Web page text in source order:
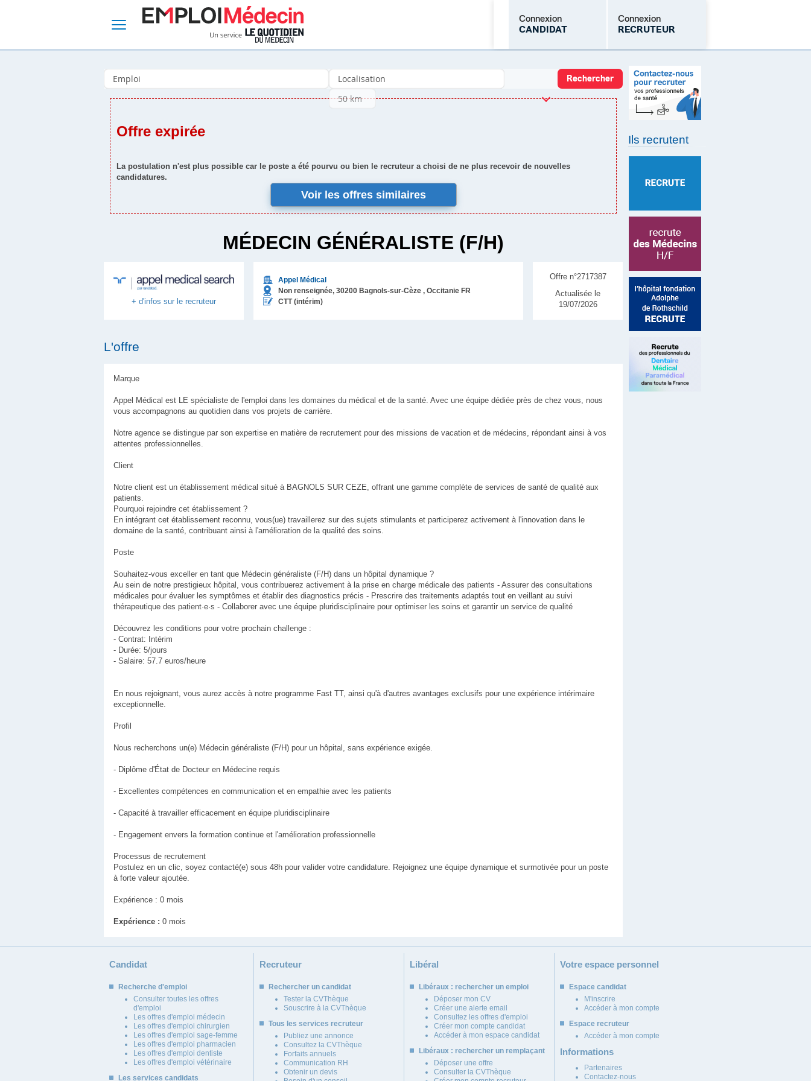
Connexion
CANDIDAT
Connexion
RECRUTEUR
Mot de passe oublié
Offre expirée
La postulation n'est plus possible car le poste a été pourvu ou bien le recruteur a choisi de ne plus recevoir de nouvelles
candidatures.
Voir les offres similaires
MÉDECIN GÉNÉRALISTE (F/H)
+ d'infos sur le recruteur
Appel Médical
Non renseignée, 30200 Bagnols-sur-Cèze , Occitanie FR
CTT (intérim)
Offre n°2717387
Actualisée le
19/07/2026
L'offre
Marque
Appel Médical est LE spécialiste de l'emploi dans les domaines du médical et de la santé. Avec une équipe dédiée près de chez vous, nous
vous accompagnons au quotidien dans vos projets de carrière.
Notre agence se distingue par son expertise en matière de recrutement pour des missions de vacation et de médecins, répondant ainsi à vos
attentes professionnelles.
Client
Notre client est un établissement médical situé à BAGNOLS SUR CEZE, offrant une gamme complète de services de santé de qualité aux
patients.
Pourquoi rejoindre cet établissement ?
En intégrant cet établissement reconnu, vous(ue) travaillerez sur des sujets stimulants et participerez activement à l'innovation dans le
domaine de la santé, contribuant ainsi à l'amélioration de la qualité des soins.
Poste
Souhaitez-vous exceller en tant que Médecin généraliste (F/H) dans un hôpital dynamique ?
Au sein de notre prestigieux hôpital, vous contribuerez activement à la prise en charge médicale des patients - Assurer des consultations
médicales pour évaluer les symptômes et établir des diagnostics précis - Prescrire des traitements adaptés tout en veillant au suivi
thérapeutique des patient·e·s - Collaborer avec une équipe pluridisciplinaire pour optimiser les soins et garantir un service de qualité
Découvrez les conditions pour votre prochain challenge :
- Contrat: Intérim
- Durée: 5/jours
- Salaire: 57.7 euros/heure
En nous rejoignant, vous aurez accès à notre programme Fast TT, ainsi qu'à d'autres avantages exclusifs pour une expérience intérimaire
exceptionnelle.
Profil
Nous recherchons un(e) Médecin généraliste (F/H) pour un hôpital, sans expérience exigée.
- Diplôme d'État de Docteur en Médecine requis
- Excellentes compétences en communication et en empathie avec les patients
- Capacité à travailler efficacement en équipe pluridisciplinaire
- Engagement envers la formation continue et l'amélioration professionnelle
Processus de recrutement
Postulez en un clic, soyez contacté(e) sous 48h pour valider votre candidature. Rejoignez une équipe dynamique et surmotivée pour un poste
à forte valeur ajoutée.
Expérience : 0 mois
Expérience : 0 mois
Ils recrutent
Candidat
Recherche d'emploi
Consulter toutes les offres
d'emploi
Les offres d'emploi médecin
Les offres d'emploi chirurgien
Les offres d'emploi sage-femme
Les offres d'emploi pharmacien
Les offres d'emploi dentiste
Les offres d'emploi vétérinaire
Les services candidats
Recruteur
Rechercher un candidat
Tester la CVThèque
Souscrire à la CVThèque
Tous les services recruteur
Publiez une annonce
Consultez la CVThèque
Forfaits annuels
Communication RH
Obtenir un devis
Libéral
Libéraux : rechercher un emploi
Déposer mon CV
Créer une alerte email
Consultez les offres d'emploi
Créer mon compte candidat
Accéder à mon espace candidat
Libéraux : rechercher un remplaçant
Déposer une offre
Consulter la CVThèque
Votre espace personnel
Espace candidat
M'inscrire
Accéder à mon compte
Espace recruteur
Accéder à mon compte
Informations
Partenaires
Contactez-nous